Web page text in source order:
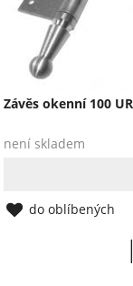
Závěs okenní 100
není skladem
do oblíbených